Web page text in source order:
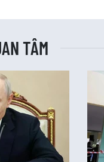
TÂM